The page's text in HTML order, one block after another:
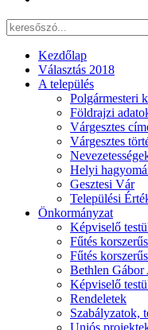
Kezdőlap
Választás 2018
A település
Polgármesteri
Földrajzi
Várgesztes
Várgesztes
Helyi
Gesztesi Vár
Települési
Önkormányzat
Képviselő
Fűtés
Fűtés
Bethlen Gábor
Képviselő
Rendeletek
Szabályzatok,
Uniós